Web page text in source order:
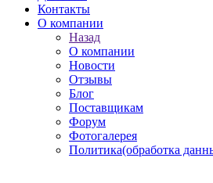
Контакты
О компании
Назад
О компании
Новости
Отзывы
Блог
Поставщикам
Форум
Фотогалерея
Политика(обработка